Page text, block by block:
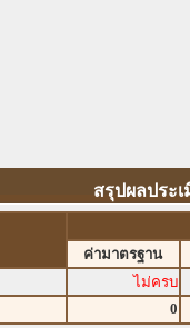
สรุปผลประ
ค่ามาตรฐาน
ไม่ครบ
0